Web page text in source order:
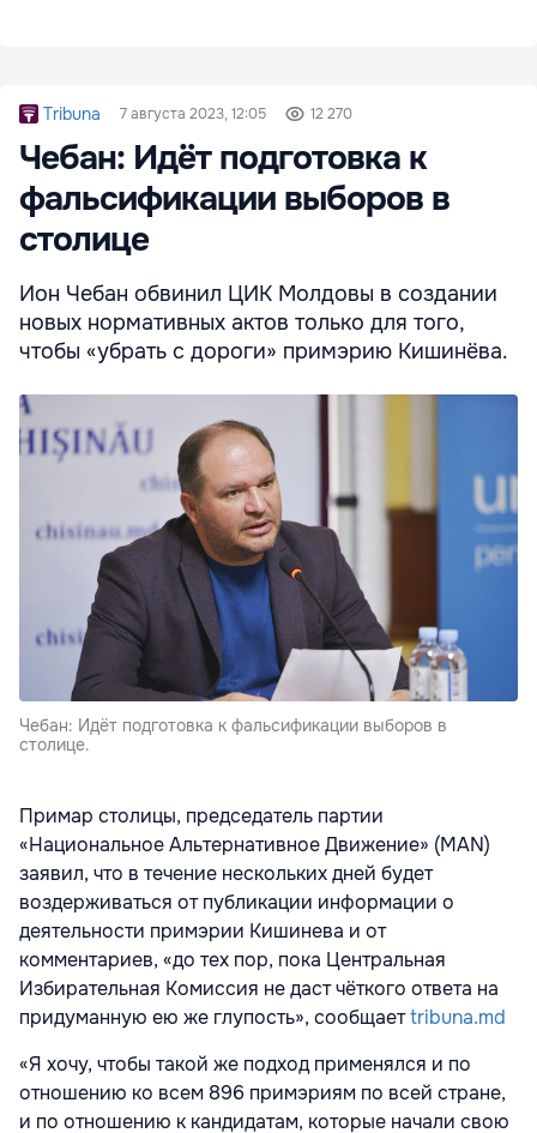
Tribuna 7 августа 2023, 12:05 12 270
Чебан: Идёт подготовка к
фальсификации выборов в
столице
Ион Чебан обвинил ЦИК Молдовы в создании
новых нормативных актов только для того,
чтобы «убрать с дороги» примэрию Кишинёва.
Чебан: Идёт подготовка к фальсификации выборов в
столице.
Примар столицы, председатель партии
«Национальное Альтернативное Движение» (MAN)
заявил, что в течение нескольких дней будет
воздерживаться от публикации информации о
деятельности примэрии Кишинева и от
комментариев, «до тех пор, пока Центральная
Избирательная Комиссия не даст чёткого ответа на
придуманную ею же глупость», сообщаетtribuna.md
«Я хочу, чтобы такой же подход применялся и по
отношению ко всем 896 примэриям по всей стране,
и по отношению к кандидатам, которые начали свою